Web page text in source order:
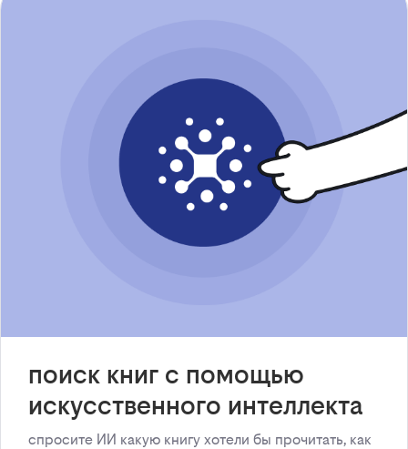
поиск книг с помощью
искусственного интеллекта
спросите ИИ какую книгу хотели бы прочитать, как